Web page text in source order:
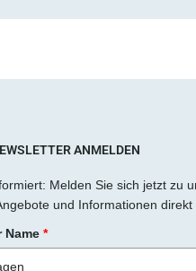
ANMELDEN
Melden Sie sich jetzt zu
und Informationen
Name *